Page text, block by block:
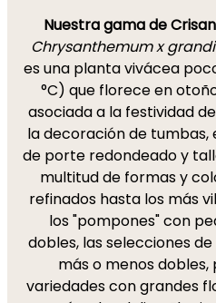
Nuestra gama de
Chrysanthemum x
es una planta vivácea
°C) que florece en
asociada a la festividad
la decoración de
de porte redondeado y
multitud de formas y
refinados hasta los más
los "pompones" con
dobles, las selecciones
más o menos
variedades con grandes